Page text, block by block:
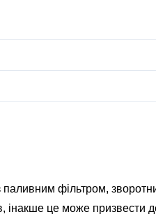
паливним фільтром,
інакше це може призвести